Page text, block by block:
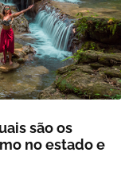
são os
no estado e